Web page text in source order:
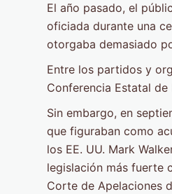
El año pasado, el
oficiada durante una
otorgaba demasiado
Entre los partidos y
Conferencia Estatal
Sin embargo, en
que figuraban como
los EE. UU. Mark
legislación más fuerte
Corte de Apelaciones